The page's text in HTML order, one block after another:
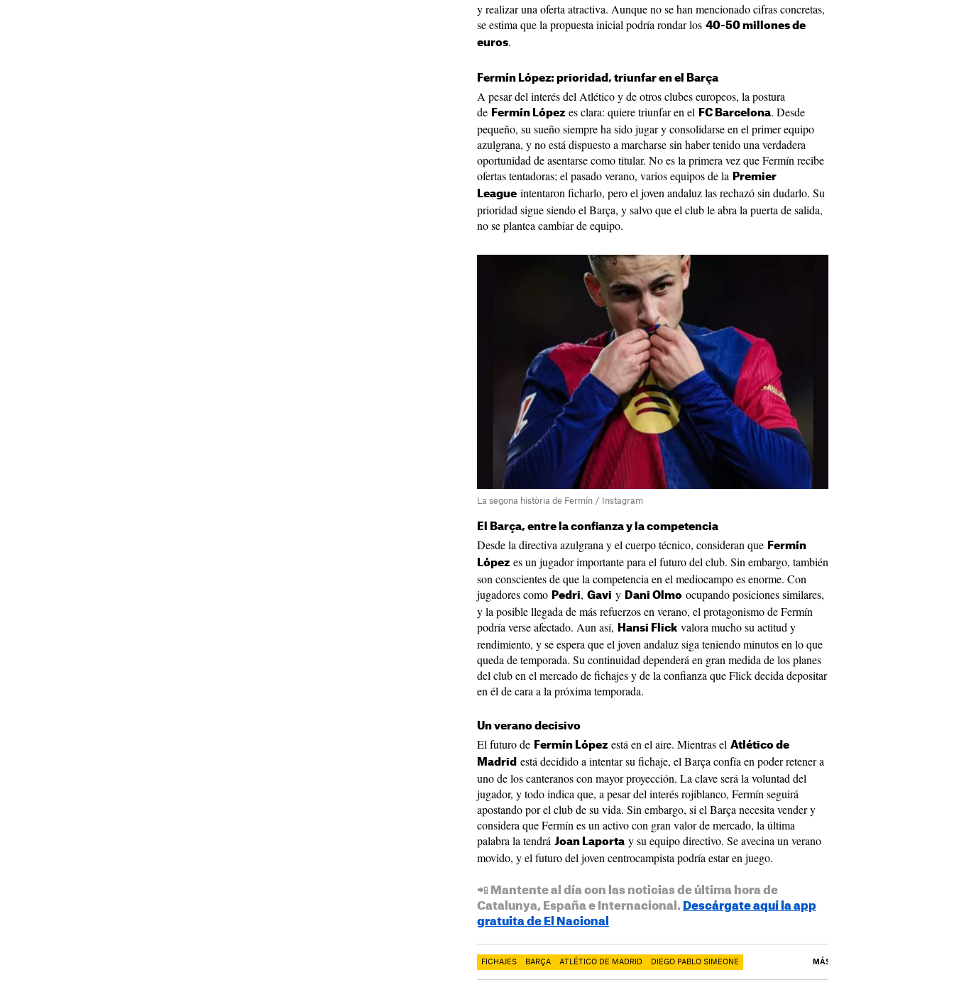
y realizar una oferta atractiva. Aunque no se han mencionado cifras concretas,
se estima que la propuesta inicial podría rondar los 40-50 millones de
euros.
Fermín López: prioridad, triunfar en el Barça
A pesar del interés del Atlético y de otros clubes europeos, la postura
de Fermín López es clara: quiere triunfar en el FC Barcelona. Desde
pequeño, su sueño siempre ha sido jugar y consolidarse en el primer equipo
azulgrana, y no está dispuesto a marcharse sin haber tenido una verdadera
oportunidad de asentarse como titular. No es la primera vez que Fermín recibe
ofertas tentadoras; el pasado verano, varios equipos de la
Premier
League intentaron ficharlo, pero el joven andaluz las rechazó sin dudarlo. Su
prioridad sigue siendo el Barça, y salvo que el club le abra la puerta de salida,
no se plantea cambiar de equipo.
La segona història de Fermín / Instagram
El Barça, entre la confianza y la competencia
Desde la directiva azulgrana y el cuerpo técnico, consideran que Fermín
López es un jugador importante para el futuro del club. Sin embargo, también
son conscientes de que la competencia en el mediocampo es enorme. Con
jugadores como Pedri, Gavi y Dani Olmo ocupando posiciones similares,
y la posible llegada de más refuerzos en verano, el protagonismo de Fermín
podría verse afectado. Aun así,
Hansi Flick valora mucho su actitud y
rendimiento, y se espera que el joven andaluz siga teniendo minutos en lo que
queda de temporada. Su continuidad dependerá en gran medida de los planes
del club en el mercado de fichajes y de la confianza que Flick decida depositar
en él de cara a la próxima temporada.
Un verano decisivo
El futuro de Fermín López está en el aire. Mientras el Atlético de
Madrid está decidido a intentar su fichaje, el Barça confía en poder retener a
uno de los canteranos con mayor proyección. La clave será la voluntad del
jugador, y todo indica que, a pesar del interés rojiblanco, Fermín seguirá
apostando por el club de su vida. Sin embargo, si el Barça necesita vender y
considera que Fermín es un activo con gran valor de mercado, la última
palabra la tendrá Joan Laporta y su equipo directivo. Se avecina un verano
movido, y el futuro del joven centrocampista podría estar en juego.
📲 Mantente al día con las noticias de última hora de
Catalunya, España e Internacional. Descárgate aquí la app
gratuita de El Nacional
FICHAJES BARÇA ATLÉTICO DE MADRID DIEGO PABLO SIMEONE MÁS